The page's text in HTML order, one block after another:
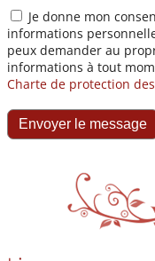
Je donne mon
informations
peux demander au
informations à tout
Charte de protection